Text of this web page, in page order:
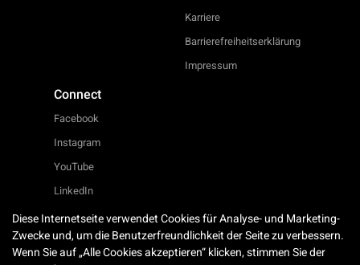
Karriere
Barrierefreiheitserklärung
Impressum
Connect
Facebook
Instagram
YouTube
LinkedIn
Twitter
Diese Internetseite verwendet Cookies für Analyse- und Marketing-
Zwecke und, um die Benutzerfreundlichkeit der Seite zu verbessern.
Wenn Sie auf „Alle Cookies akzeptieren“ klicken, stimmen Sie der